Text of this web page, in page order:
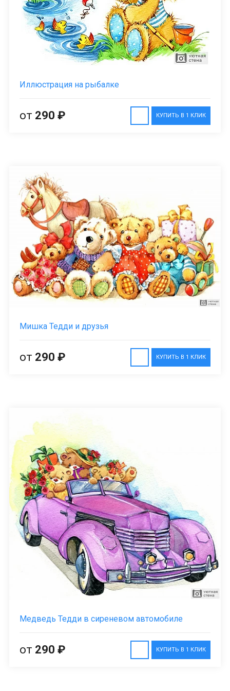
Иллюстрация на рыбалке
КУПИТЬ В 1 КЛИК
от 290 ₽
Мишка Тедди и друзья
КУПИТЬ В 1 КЛИК
от 290 ₽
Медведь Тедди в сиреневом автомобиле
КУПИТЬ В 1 КЛИК
от 290 ₽